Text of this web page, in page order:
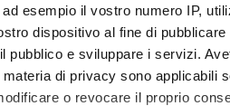
esempio il vostro numero IP,
dispositivo al fine di pubblicare
e sviluppare i servizi.
di privacy sono applicabili
o revocare il proprio
allocated